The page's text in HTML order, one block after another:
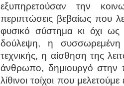
εξυπηρετούσαν την
περιπτώσεις βεβαίως που
φυσικό σύστημα κι όχι
δούλεψη, η
τεχνικής, η αίσθηση της
άνθρωπο, δημιουργό στην
λίθινοι τοίχοι που